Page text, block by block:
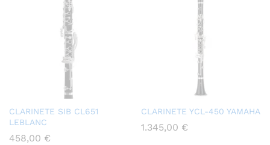
CLARINETE SIB CL651
LEBLANC
458,00 €
CLARINETE YCL-450 YAMAHA
1.345,00 €